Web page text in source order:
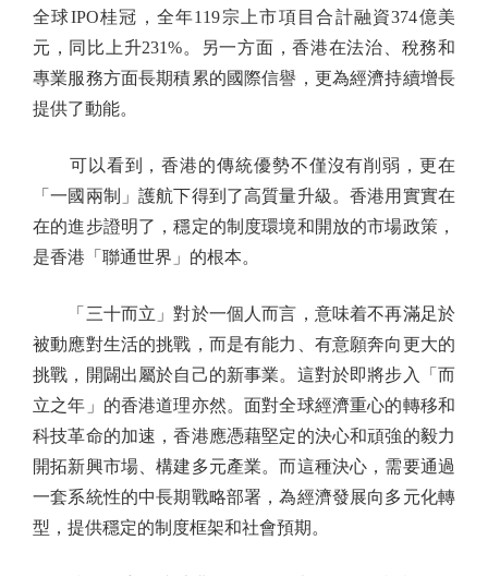
全球IPO桂冠，全年119宗上市項目合計融資374億美
元，同比上升231%。另一方面，香港在法治、稅務和
專業服務方面長期積累的國際信譽，更為經濟持續增長
提供了動能。
可以看到，香港的傳統優勢不僅沒有削弱，更在
「一國兩制」護航下得到了高質量升級。香港用實實在
在的進步證明了，穩定的制度環境和開放的市場政策，
是香港「聯通世界」的根本。
「三十而立」對於一個人而言，意味着不再滿足於
被動應對生活的挑戰，而是有能力、有意願奔向更大的
挑戰，開闢出屬於自己的新事業。這對於即將步入「而
立之年」的香港道理亦然。面對全球經濟重心的轉移和
科技革命的加速，香港應憑藉堅定的決心和頑強的毅力
開拓新興市場、構建多元產業。而這種決心，需要通過
一套系統性的中長期戰略部署，為經濟發展向多元化轉
型，提供穩定的制度框架和社會預期。